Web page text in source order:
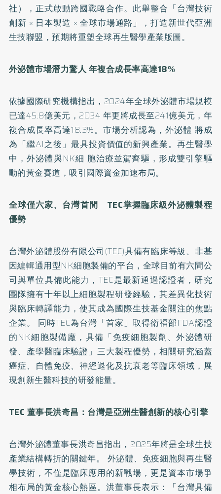
社），正式啟動跨國戰略合作。此舉整合「台灣技術
創新 × 日本製造 × 全球市場通路」，打造新世代亞洲
生技聯盟，預期將重塑全球再生醫學產業版圖。
外泌體市場潛力驚人 年複合成長率高達18%
依據國際研究機構指出，2024年全球外泌體市場規模
已達45.8億美元，2034 年更將成長至241億美元，年
複合成長率高達18.3%。市場分析認為，外泌體 將成
為「繼AI之後」最具投資價值的新興產業。再生醫學
中，外泌體與NK細 胞治療並駕齊驅，形成雙引擎驅
動的黃金賽道，吸引國際資金加速布局。
全球僅六家、台灣首間 TEC掌握臨床級外泌體製程
優勢
台灣外泌體股份有限公司(TEC)具備有臨床等級、非基
因編輯通用型NK細胞製備的平台，全球目前有六間公
司與單位具備此能力，TEC是最新通過認證者，研究
團隊擁有十年以上細胞製程研發經驗，其差異化技術
與臨床轉譯能力，使其成為國際生技基金關注的焦點
企業。 同時TEC為台灣「首家」取得衛福部FDA認證
的NK細胞製備廠，具備「免疫細胞製劑、外泌體研
發、產學醫臨床驗證」三大製程優勢，相關研究涵蓋
癌症、自體免疫、神經退化及抗衰老等臨床領域，展
現創新生醫科技的研發能量。
TEC 董事長洪奇昌：台灣是亞洲生醫創新的核心引擎
台灣外泌體董事長洪奇昌指出，2025年將是全球生技
產業結構轉折的關鍵年。 外泌體、免疫細胞與再生醫
學技術，不僅是臨床應用的新戰場，更是資本市場爭
相布局的黃金核心熱區。洪董事長表示：「台灣具備